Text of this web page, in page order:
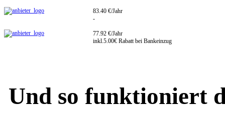
83.40 €/Jahr
-
77.92 €/Jahr
inkl.5.00€ Rabatt bei Bankeinzug
Und so funktioniert